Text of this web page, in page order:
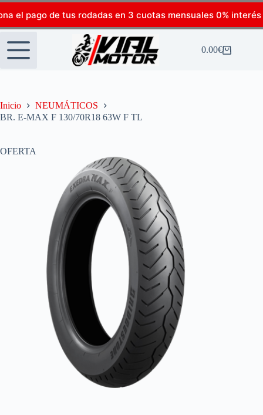
el pago de tus rodadas en 3 cuotas mensuales 0% interés
0.00€
Inicio
NEUMÁTICOS
BR. E-MAX F 130/70R18 63W F TL
OFERTA